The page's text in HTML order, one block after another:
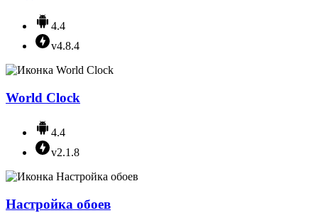
4.4
v4.8.4
World Clock
4.4
v2.1.8
Настройка обоев